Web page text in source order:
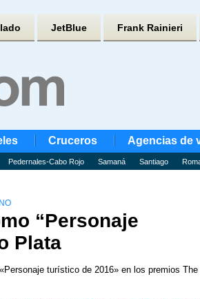
JetBlue Frank Rainieri
Cruceros Agencias de
Pedernales-Cabo Rojo Samaná Santiago
“Personaje
Plata
turístico de 2016» en los premios The